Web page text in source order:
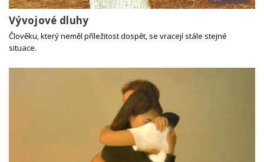
Vývojové dluhy
Člověku, který neměl příležitost dospět, se vracejí stále stejné
situace.